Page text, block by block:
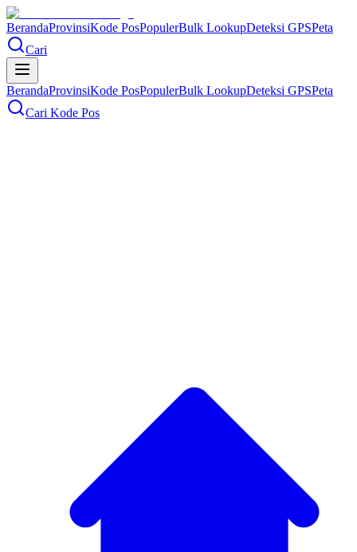
BerandaProvinsiKode PosPopulerBulk LookupDeteksi GPSPeta
Cari
BerandaProvinsiKode PosPopulerBulk LookupDeteksi GPSPeta
Cari Kode Pos